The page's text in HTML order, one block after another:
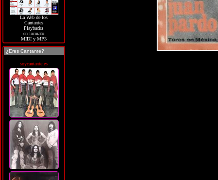
La Web de los
Cantantes
Playbacks
en formato
MIDI y MP3
¿Eres Cantante?
soycantante.es